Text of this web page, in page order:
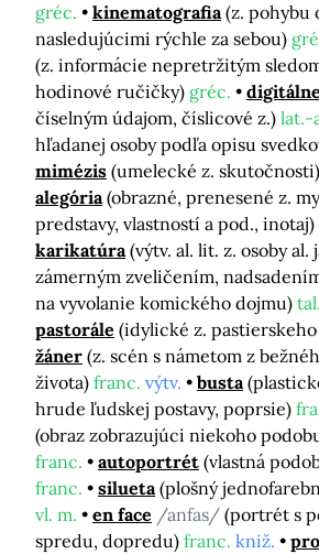
gréc.
kinematografia (z. pohybu
nasledujúcimi rýchle za sebou)
(z. informácie nepretržitým
hodinové ručičky) gréc.
číselným údajom, číslicové z.) lat.-
hľadanej osoby podľa opisu
mimézis (umelecké z. skutočnosti)
alegória (obrazné, prenesené z.
predstavy, vlastností a pod., inotaj)
karikatúra (výtv. al. lit. z. osoby al.
zámerným zveličením,
na vyvolanie komického dojmu)
pastorále (idylické z.
žáner (z. scén s námetom z
života) franc. výtv. busta
hrude ľudskej postavy, poprsie)
(obraz zobrazujúci niekoho
franc.
autoportrét (vlastná
franc.
silueta (plošný
vl. m.
en face /anfas/ (portrét s
spredu, dopredu) franc. kniž.